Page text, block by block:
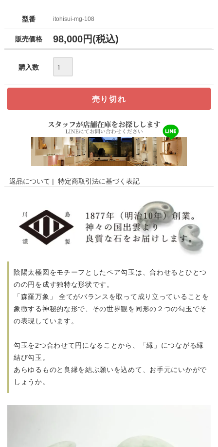
型番 itohisui-mg-108
販売価格 98,000円(税込)
購入数
返品について | 特定商取引法に基づく表記
陰陽太極図をモチーフとしたペア勾玉は、合わせるとひとつ
のの円を成す独特な形状です。
「森羅万象」 全てがバランスを取って成り立っていることを
象徴する神秘的な形で、その世界観を同形の２つの勾玉でそ
の表現しています。
勾玉を2つ合わせて円になることから、「縁」につながる縁
結び勾玉。
あらゆるものと良縁を結ぶ願いを込めて、お手元にいかがで
しょうか。